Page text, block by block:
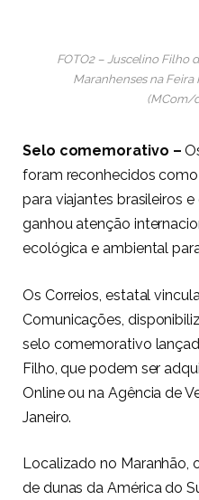
FOTO2 – Juscelino Filho
Maranhenses na
(MCom/
Selo comemorativo –
foram reconhecidos
para viajantes brasileiros
ganhou atenção
ecológica e ambiental
Os Correios, estatal
Comunicações,
selo comemorativo
Filho, que podem ser
Online ou na Agência de
Janeiro.
Localizado no Maranhão,
de dunas da América do